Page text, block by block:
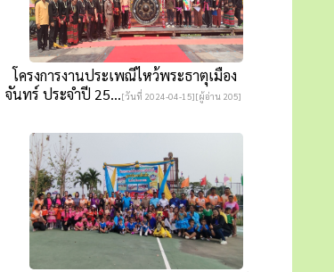
โครงการงานประเพณีไหว้พระธาตุเมือง
จันทร์ ประจำปี 25...[วันที่ 2024-04-15][ผู้อ่าน 205]